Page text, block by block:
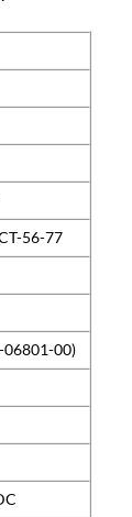
56-77
06801-00)